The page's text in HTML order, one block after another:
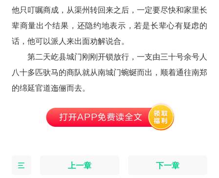
他只叮嘱商成，从渠州转回来之后，一定要尽快和家里长
辈商量出个结果，还隐约地表示，若是长辈心有疑虑的
话，他可以派人来出面劝解说合。
第二天屹县城门刚刚开锁放行，一支由三十号余号人
八十多匹驮马的商队就从南城门蜿蜒而出，顺着通往南郑
的绵延官道迤俪而去。
上一章 下一章